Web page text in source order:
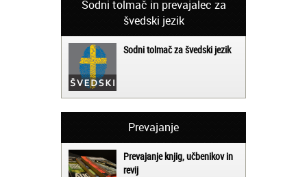
Sodni tolmač in prevajalec za
švedski jezik
Sodni tolmač za švedski jezik
Prevajanje
Prevajanje knjig, učbenikov in
revij